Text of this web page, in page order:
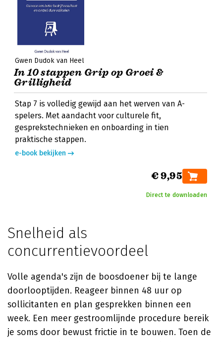
Gwen Dudok van Heel
In 10 stappen Grip op Groei &
Grilligheid
Stap 7 is volledig gewijd aan het werven van A-
spelers. Met aandacht voor culturele fit,
gesprekstechnieken en onboarding in tien
praktische stappen.
e-book bekijken
€ 9,95
Direct te downloaden
Snelheid als
concurrentievoordeel
Volle agenda's zijn de boosdoener bij te lange
doorlooptijden. Reageer binnen 48 uur op
sollicitanten en plan gesprekken binnen een
week. Een meer gestroomlijnde procedure bereik
je soms door bewust frictie in te bouwen. Toen de